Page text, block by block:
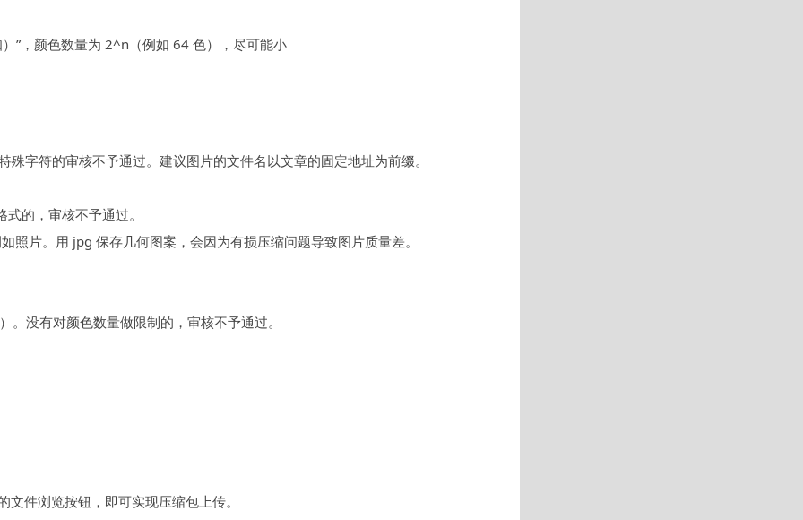
”，颜色数量为 2^n（例如 64 色），尽可能小
字符的审核不予通过。建议图片的文件名以文章的固定地址为前缀。
的，审核不予通过。
片。用 jpg 保存几何图案，会因为有损压缩问题导致图片质量差。
没有对颜色数量做限制的，审核不予通过。
件浏览按钮，即可实现压缩包上传。